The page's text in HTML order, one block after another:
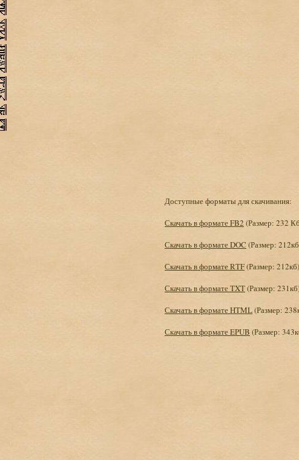
Доступные форматы для скачивания:
Скачать в формате FB2 (Размер: 232
Скачать в формате DOC (Размер:
Скачать в формате RTF(Размер: 212кб)
Скачать в формате TXT(Размер:
Скачать в формате HTML(Размер:
Скачать в формате EPUB (Размер: